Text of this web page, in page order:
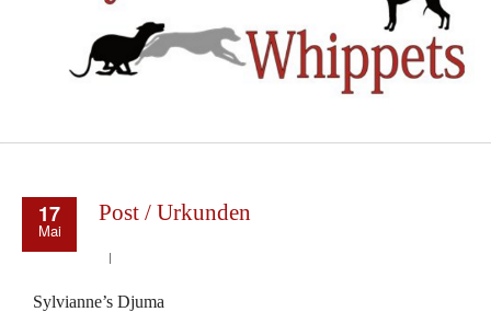
17
Mai
Post / Urkunden
Sylvianne’s Djuma